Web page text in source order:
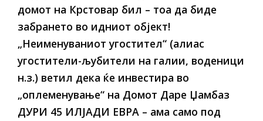
домот на Крстовар бил – тоа да биде
забрането во идниот објект!
„Неименуваниот угостител“ (алиас
угостители-љубители на галии, воденици
н.з.) ветил дека ќе инвестира во
„оплеменување“ на Домот Даре Џамбаз
ДУРИ 45 ИЛЈАДИ ЕВРА – ама само под